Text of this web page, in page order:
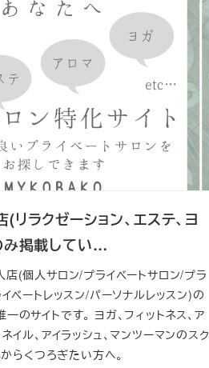
(リラクゼーション、エステ、ヨ
み掲載してい…
(個人サロン/プライベートサロン/プラ
ベートレッスン/パーソナルレッスン)の
のサイトです。 ヨガ、フィットネス、ア
イル、アイラッシュ、マンツーマンのスク
らくつろぎたい方へ。